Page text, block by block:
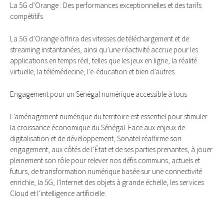
La 5G d’Orange : Des performances exceptionnelles et des tarifs
compétitifs
La 5G d’Orange offrira des vitesses de téléchargement et de
streaming instantanées, ainsi qu’une réactivité accrue pour les
applications en temps réel, telles que les jeux en ligne, la réalité
virtuelle, la télémédecine, l’e-éducation et bien d’autres.
Engagement pour un Sénégal numérique accessible à tous
L’aménagement numérique du territoire est essentiel pour stimuler
la croissance économique du Sénégal. Face aux enjeux de
digitalisation et de développement, Sonatel réaffirme son
engagement, aux côtés de l’État et de ses parties prenantes, à jouer
pleinement son rôle pour relever nos défis communs, actuels et
futurs, de transformation numérique basée sur une connectivité
enrichie, la 5G, l’Internet des objets à grande échelle, les services
Cloud et l’intelligence artificielle.